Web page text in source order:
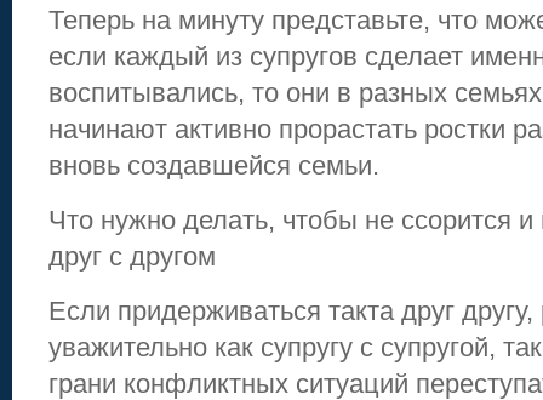
Теперь на минуту представьте, что
если каждый из супругов сделает
воспитывались, то они в разных
начинают активно прорастать ростки
вновь создавшейся семьи.
Что нужно делать, чтобы не ссорится и
друг с другом
Если придерживаться такта друг другу,
уважительно как супругу с супругой,
грани конфликтных ситуаций